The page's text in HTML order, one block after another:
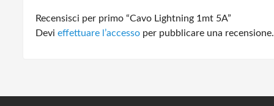
Recensisci per primo “Cavo Lightning 1mt 5A”
Devi effettuare l’accesso per pubblicare una recensione.